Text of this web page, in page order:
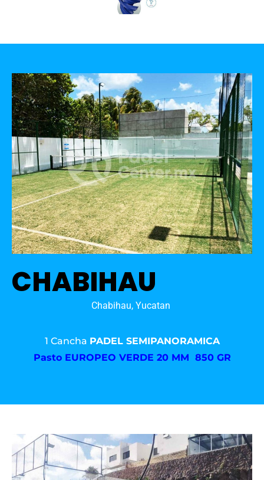
CHABIHAU
Chabihau, Yucatan
1 Cancha PADEL SEMIPANORAMICA
Pasto EUROPEO VERDE 20 MM 850 GR